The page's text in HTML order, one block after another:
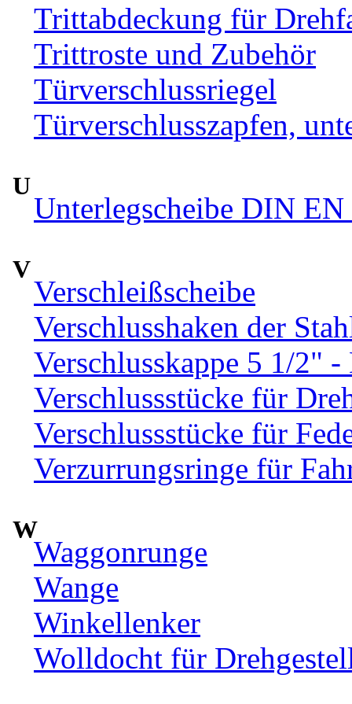
Trittabdeckung für
Trittroste und Zubehör
Türverschlussriegel
Türverschlusszapfen,
U
Unterlegscheibe DIN
V
Verschleißscheibe
Verschlusshaken der
Verschlusskappe 5 1/2"
Verschlussstücke für
Verschlussstücke für
Verzurrungsringe für
W
Waggonrunge
Wange
Winkellenker
Wolldocht für